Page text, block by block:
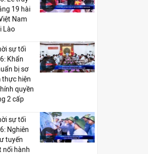
19 hài
Nam
Lào
sự tối
Khẩn
bị sơ
thực hiện
quyền
2 cấp
sự tối
Nghiên
tuyến
nối hành